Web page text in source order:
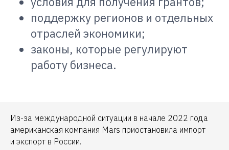
поддержку регионов и отдельных
отраслей экономики;
законы, которые регулируют
работу бизнеса.
Из-за международной ситуации в начале 2022 года
американская компания Mars приостановила импорт
и экспорт в России.